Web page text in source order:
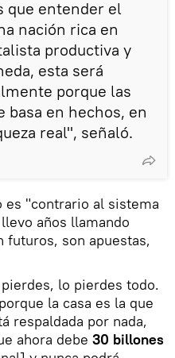
que entender el
nación rica en
productiva y
esta será
porque las
basa en hechos, en
real", señaló.
es "contrario al sistema
años llamando
futuros, son apuestas,
lo pierdes todo.
la casa es la que
respaldada por nada,
ahora debe 30 billones